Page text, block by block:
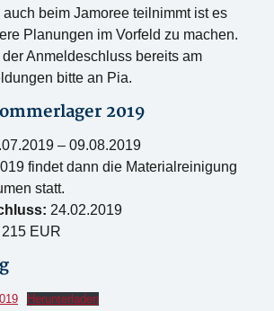
beim Jamoree teilnimmt ist es
Planungen im Vorfeld zu machen.
Anmeldeschluss bereits am
bitte an Pia.
2019
– 09.08.2019
findet dann die Materialreinigung
statt.
24.02.2019
215 EUR
Herunterladen